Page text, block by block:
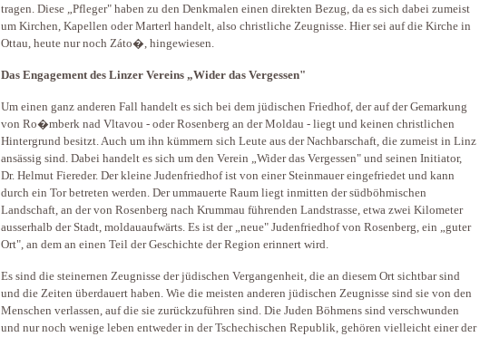
tragen. Diese „Pfleger" haben zu den Denkmalen einen direkten Bezug, da es sich dabei zumeist
um Kirchen, Kapellen oder Marterl handelt, also christliche Zeugnisse. Hier sei auf die Kirche in
Ottau, heute nur noch Záto�, hingewiesen.
Das Engagement des Linzer Vereins „Wider das Vergessen"
Um einen ganz anderen Fall handelt es sich bei dem jüdischen Friedhof, der auf der Gemarkung
von Ro�mberk nad Vltavou - oder Rosenberg an der Moldau - liegt und keinen christlichen
Hintergrund besitzt. Auch um ihn kümmern sich Leute aus der Nachbarschaft, die zumeist in Linz
ansässig sind. Dabei handelt es sich um den Verein „Wider das Vergessen" und seinen Initiator,
Dr. Helmut Fiereder. Der kleine Judenfriedhof ist von einer Steinmauer eingefriedet und kann
durch ein Tor betreten werden. Der ummauerte Raum liegt inmitten der südböhmischen
Landschaft, an der von Rosenberg nach Krummau führenden Landstrasse, etwa zwei Kilometer
ausserhalb der Stadt, moldauaufwärts. Es ist der „neue" Judenfriedhof von Rosenberg, ein „guter
Ort", an dem an einen Teil der Geschichte der Region erinnert wird.
Es sind die steinernen Zeugnisse der jüdischen Vergangenheit, die an diesem Ort sichtbar sind
und die Zeiten überdauert haben. Wie die meisten anderen jüdischen Zeugnisse sind sie von den
Menschen verlassen, auf die sie zurückzuführen sind. Die Juden Böhmens sind verschwunden
und nur noch wenige leben entweder in der Tschechischen Republik, gehören vielleicht einer der